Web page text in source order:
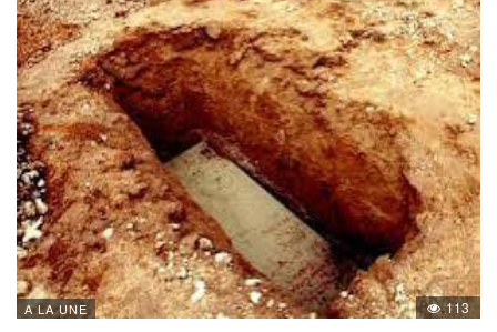
A LA UNE 113